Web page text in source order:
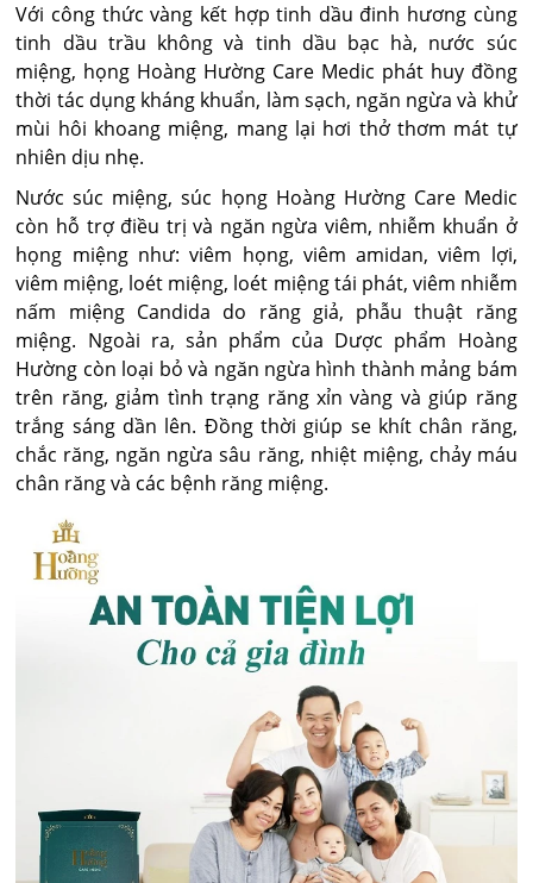
Với công thức vàng kết hợp tinh dầu đinh hương cùng
tinh dầu trầu không và tinh dầu bạc hà, nước súc
miệng, họng Hoàng Hường Care Medic phát huy đồng
thời tác dụng kháng khuẩn, làm sạch, ngăn ngừa và khử
mùi hôi khoang miệng, mang lại hơi thở thơm mát tự
nhiên dịu nhẹ.
Nước súc miệng, súc họng Hoàng Hường Care Medic
còn hỗ trợ điều trị và ngăn ngừa viêm, nhiễm khuẩn ở
họng miệng như: viêm họng, viêm amidan, viêm lợi,
viêm miệng, loét miệng, loét miệng tái phát, viêm nhiễm
nấm miệng Candida do răng giả, phẫu thuật răng
miệng. Ngoài ra, sản phẩm của Dược phẩm Hoàng
Hường còn loại bỏ và ngăn ngừa hình thành mảng bám
trên răng, giảm tình trạng răng xỉn vàng và giúp răng
trắng sáng dần lên. Đồng thời giúp se khít chân răng,
chắc răng, ngăn ngừa sâu răng, nhiệt miệng, chảy máu
chân răng và các bệnh răng miệng.